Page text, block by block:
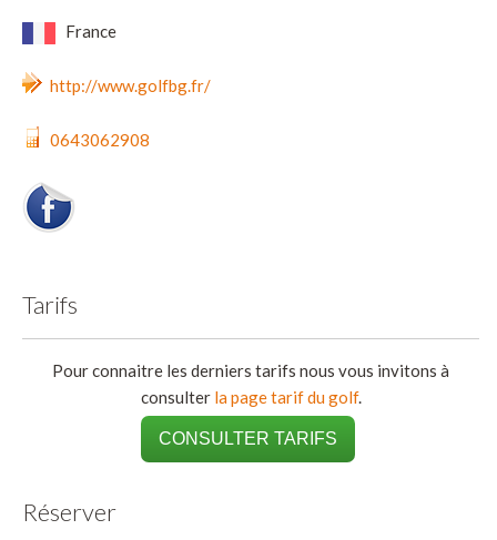
France
http://www.golfbg.fr/
0643062908
Tarifs
Pour connaitre les derniers tarifs nous vous invitons à
consulter la page tarif du golf.
CONSULTER TARIFS
Réserver